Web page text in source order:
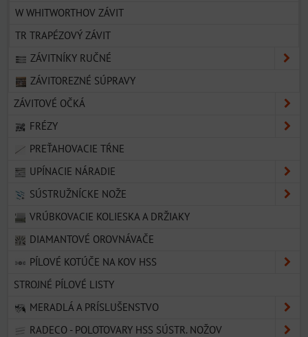
W WHITWORTHOV ZÁVIT
TR TRAPÉZOVÝ ZÁVIT
ZÁVITNÍKY RUČNÉ
ZÁVITOREZNÉ SÚPRAVY
ZÁVITOVÉ OČKÁ
FRÉZY
PREŤAHOVACIE TŔNE
UPÍNACIE NÁRADIE
SÚSTRUŽNÍCKE NOŽE
VRÚBKOVACIE KOLIESKA A DRŽIAKY
DIAMANTOVÉ OROVNÁVAČE
PÍLOVÉ KOTÚČE NA KOV HSS
STROJNÉ PÍLOVÉ LISTY
MERADLÁ A PRÍSLUŠENSTVO
RADECO - POLOTOVARY HSS SÚSTR. NOŽOV